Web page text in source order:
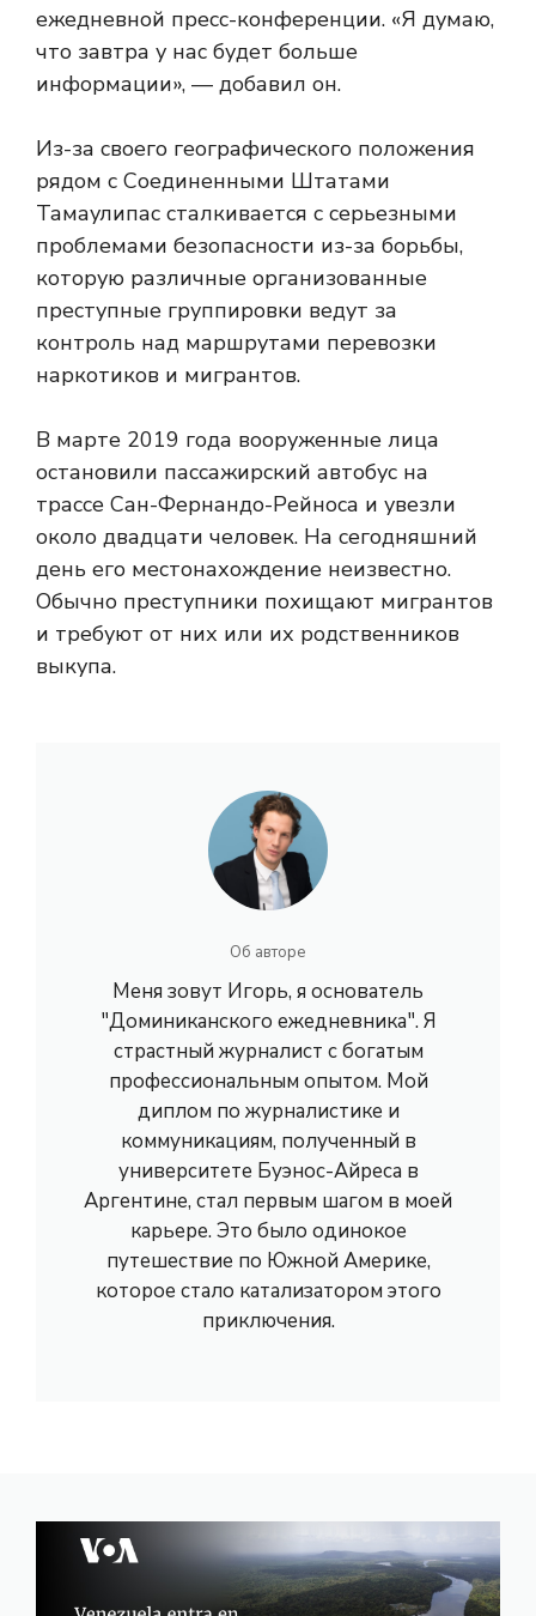
ежедневной пресс-конференции. «Я думаю,
что завтра у нас будет больше
информации», — добавил он.
Из-за своего географического положения
рядом с Соединенными Штатами
Тамаулипас ​​сталкивается с серьезными
проблемами безопасности из-за борьбы,
которую различные организованные
преступные группировки ведут за
контроль над маршрутами перевозки
наркотиков и мигрантов.
В марте 2019 года вооруженные лица
остановили пассажирский автобус на
трассе Сан-Фернандо-Рейноса и увезли
около двадцати человек. На сегодняшний
день его местонахождение неизвестно.
Обычно преступники похищают мигрантов
и требуют от них или их родственников
выкупа.
Об авторе
Меня зовут Игорь, я основатель
"Доминиканского ежедневника". Я
страстный журналист с богатым
профессиональным опытом. Мой
диплом по журналистике и
коммуникациям, полученный в
университете Буэнос-Айреса в
Аргентине, стал первым шагом в моей
карьере. Это было одинокое
путешествие по Южной Америке,
которое стало катализатором этого
приключения.